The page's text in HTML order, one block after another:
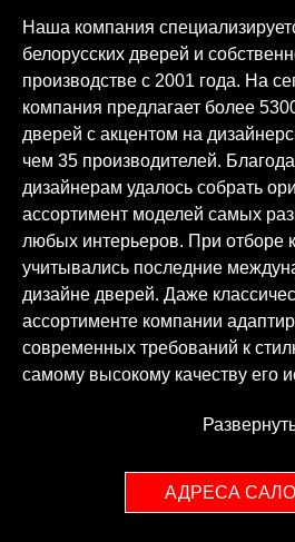
Наша компания
белорусских дверей и
производстве с 2001 года. На
компания предлагает более
дверей с акцентом на
чем 35 производителей.
дизайнерам удалось собрать
ассортимент моделей самых
любых интерьеров. При отборе
учитывались последние
дизайне дверей. Даже
ассортименте компании
современных требований к
самому высокому качеству его
АДРЕСА